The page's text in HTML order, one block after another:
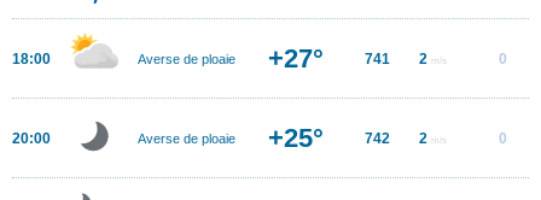
18:00 Averse de ploaie +27° 741 2 m/s 0
20:00 Averse de ploaie +25° 742 2 m/s 0